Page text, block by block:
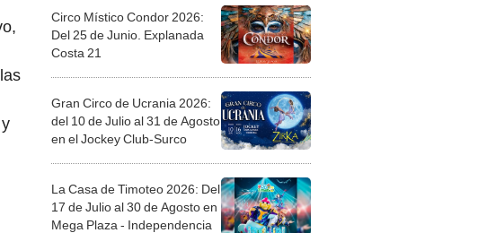
Circo Místico Condor 2026:
Del 25 de Junio. Explanada
Costa 21
Gran Circo de Ucrania 2026:
del 10 de Julio al 31 de Agosto
en el Jockey Club-Surco
La Casa de Timoteo 2026: Del
17 de Julio al 30 de Agosto en
Mega Plaza - Independencia